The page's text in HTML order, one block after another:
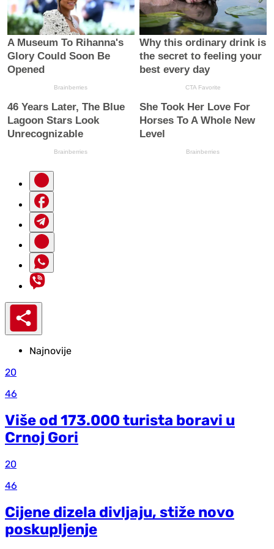
Najnovije
20
46
Više od 173.000 turista boravi u
Crnoj Gori
20
46
Cijene dizela divljaju, stiže novo
poskupljenje